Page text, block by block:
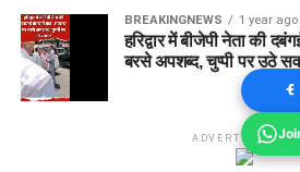
BREAKINGNEWS 1 year ago
हरिद्वार में बीजेपी नेता की
बरसे अपशब्द, चुप्पी पर उठे
ADVERTISEMENT